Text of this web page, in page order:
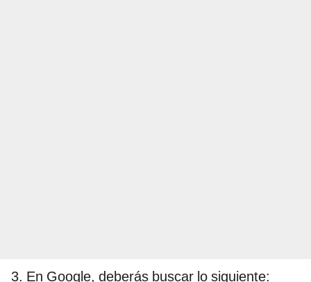
3. En Google, deberás buscar lo siguiente: